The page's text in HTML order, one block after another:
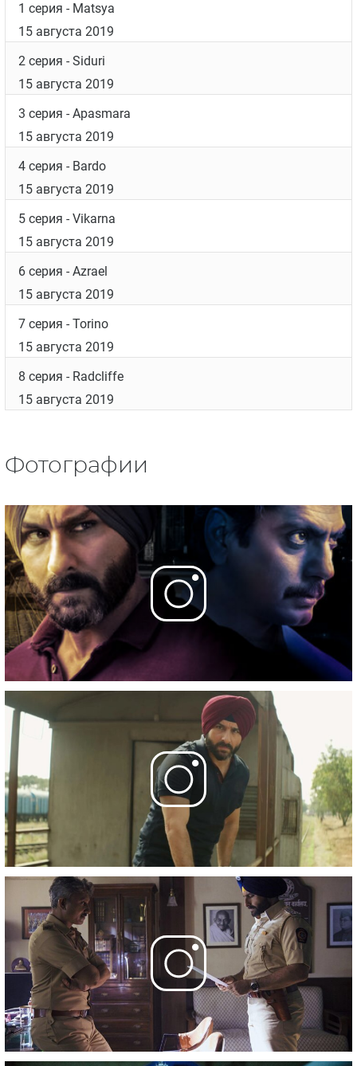
1 серия - Matsya
15 августа 2019
2 серия - Siduri
15 августа 2019
3 серия - Apasmara
15 августа 2019
4 серия - Bardo
15 августа 2019
5 серия - Vikarna
15 августа 2019
6 серия - Azrael
15 августа 2019
7 серия - Torino
15 августа 2019
8 серия - Radcliffe
15 августа 2019
Фотографии